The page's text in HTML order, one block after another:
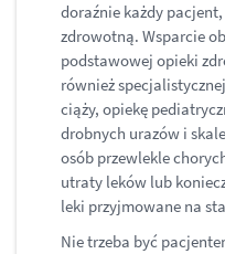
doraźnie każdy
zdrowotną. Wsparcie
podstawowej opieki
również
ciąży, opiekę
drobnych urazów i
osób przewlekle
utraty leków lub
leki przyjmowane na
Nie trzeba być